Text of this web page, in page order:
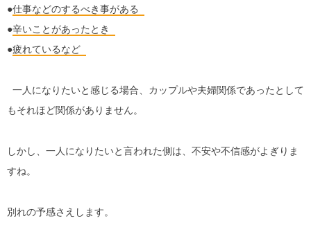
●仕事などのするべき事がある
●辛いことがあったとき
●疲れているなど
一人になりたいと感じる場合、カップルや夫婦関係であったとして
もそれほど関係がありません。
しかし、一人になりたいと言われた側は、不安や不信感がよぎりま
すね。
別れの予感さえします。